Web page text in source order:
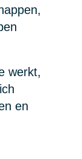
werkt,
en